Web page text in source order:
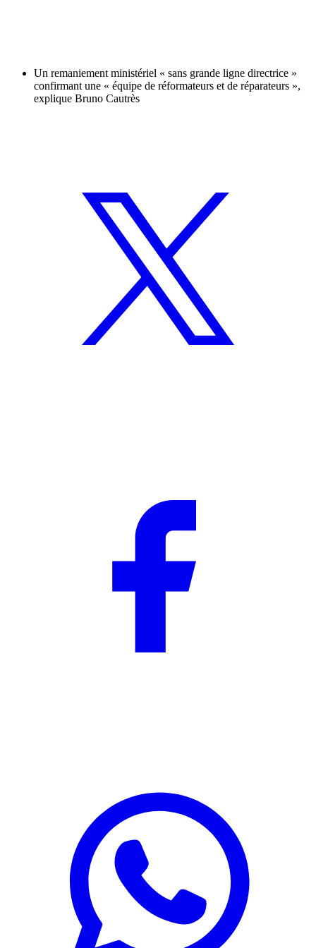
Un remaniement ministériel « sans grande ligne directrice »
confirmant une « équipe de réformateurs et de réparateurs »,
explique Bruno Cautrès